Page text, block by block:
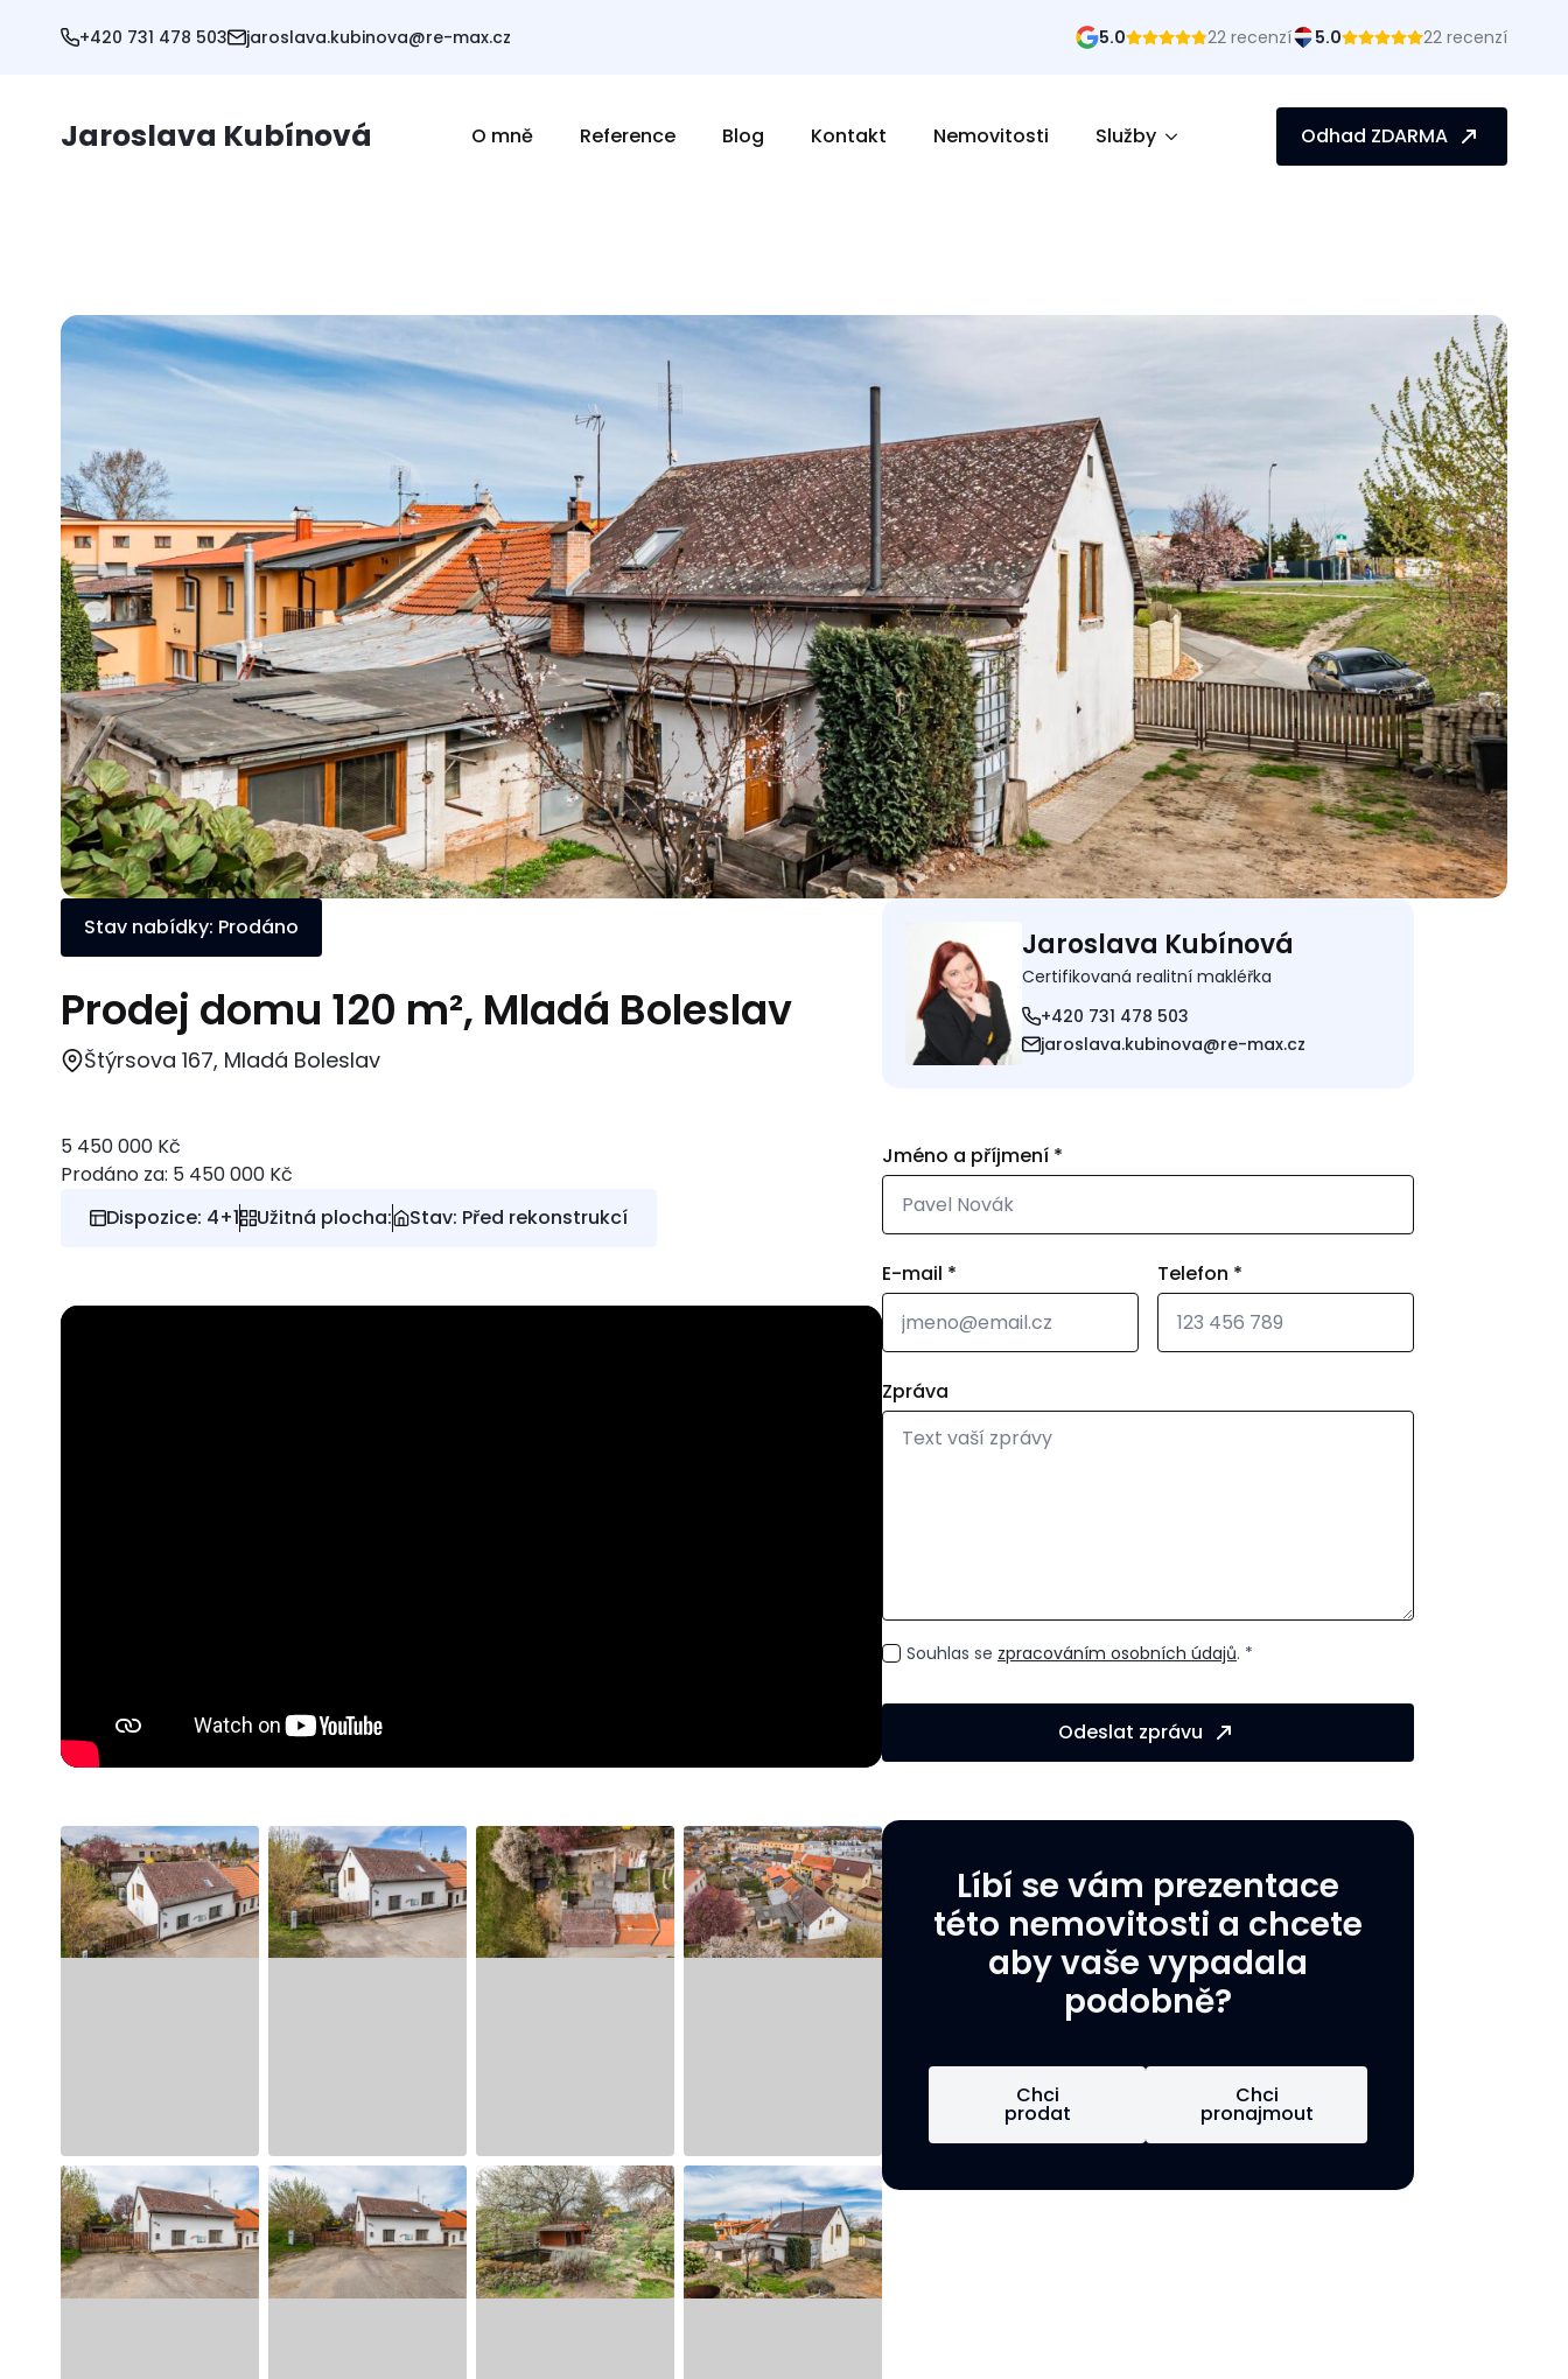
+420 731 478 503 jaroslava.kubinova@re-max.cz 5.0 22 recenzí 5.0 22 recenzí
Jaroslava Kubínová O mně Reference Blog Kontakt Nemovitosti Služby Odhad ZDARMA
Stav nabídky: Prodáno
Prodej domu 120 m², Mladá Boleslav
Štýrsova 167, Mladá Boleslav
5 450 000 Kč
Prodáno za: 5 450 000 Kč
Dispozice: 4+1
Užitná plocha: Stav: Před rekonstrukcí
Jaroslava Kubínová
Certifikovaná realitní makléřka
+420 731 478 503
jaroslava.kubinova@re-max.cz
Jméno a příjmení *
E-mail * Telefon *
Zpráva
GDPRSouhlas se zpracováním osobních údajů. *
Odeslat zprávu
Líbí se vám prezentace
této nemovitosti a chcete
aby vaše vypadala
podobně?
Chci
prodat
Chci
pronajmout